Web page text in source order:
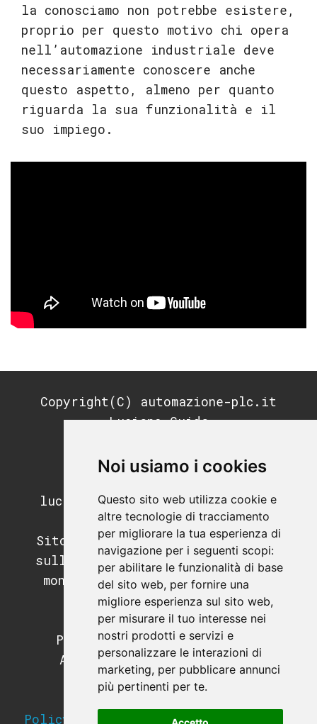
Noi usiamo i cookies
Questo sito web utilizza cookie e
altre tecnologie di tracciamento
per migliorare la tua esperienza di
navigazione per i seguenti scopi:
per abilitare le funzionalità di base
del sito web, per fornire una
migliore esperienza sul sito web,
per misurare il tuo interesse nei
nostri prodotti e servizi e
personalizzare le interazioni di
marketing, per pubblicare annunci
più pertinenti per te.
la conosciamo non potrebbe esistere,
proprio per questo motivo chi opera
nell’automazione industriale deve
necessariamente conoscere anche
questo aspetto, almeno per quanto
riguarda la sua funzionalità e il
suo impiego.
Copyright(C) automazione-plc.it
Luciano Guida
REA: MI-2791053
luciano.guida@postecertifica.it
Sito di informazione e didattica
sull'automazione industriale, il
mondo dei PLC e dei sistemi di
supervisione.
Programmazione PLC.
Programmazione SCADA e HMI.
Apparecchiature e hardware
industriale.
Policy sulla Privacy e utilizzo dei